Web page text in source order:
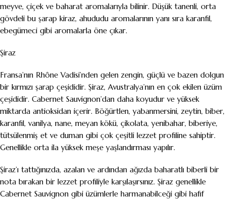
meyve, çiçek ve baharat aromalarıyla bilinir. Düşük tanenli, orta
gövdeli bu şarap kiraz, ahududu aromalarının yanı sıra karanfil,
ebegümeci gibi aromalarla öne çıkar.
Şiraz
Fransa’nın Rhône Vadisi’nden gelen zengin, güçlü ve bazen dolgun
bir kırmızı şarap çeşididir. Şiraz, Avustralya’nın en çok ekilen üzüm
çeşididir. Cabernet Sauvignon’dan daha koyudur ve yüksek
miktarda antioksidan içerir. Böğürtlen, yabanmersini, zeytin, biber,
karanfil, vanilya, nane, meyan kökü, çikolata, yenibahar, biberiye,
tütsülenmiş et ve duman gibi çok çeşitli lezzet profiline sahiptir.
Genellikle orta ila yüksek meşe yaşlandırması yapılır.
Şiraz’ı tattığınızda, azalan ve ardından ağızda baharatlı biberli bir
nota bırakan bir lezzet profiliyle karşılaşırsınız. Şiraz genellikle
Cabernet Sauvignon gibi üzümlerle harmanabilceği gibi hafif